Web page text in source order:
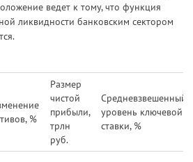
ведет к тому, что функция
ликвидности банковским сектором
%
Размер
чистой
прибыли,
трлн
руб.
Средневзвешенный
уровень ключевой
ставки, %